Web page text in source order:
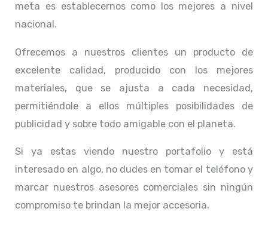
meta es establecernos como los mejores a nivel
nacional.
Ofrecemos a nuestros clientes un producto de
excelente calidad, producido con los mejores
materiales, que se ajusta a cada necesidad,
permitiéndole a ellos múltiples posibilidades de
publicidad y sobre todo amigable con el planeta.
Si ya estas viendo nuestro portafolio y está
interesado en algo, no dudes en tomar el teléfono y
marcar nuestros asesores comerciales sin ningún
compromiso te brindan la mejor accesoria.